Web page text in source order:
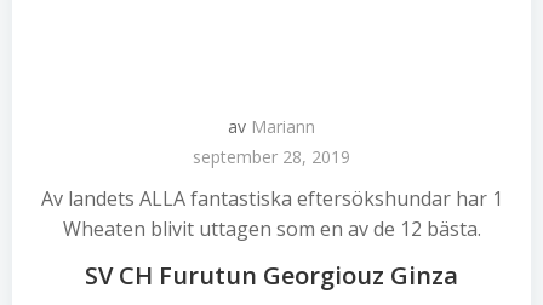
av Mariann
september 28, 2019
Av landets ALLA fantastiska eftersökshundar har 1
Wheaten blivit uttagen som en av de 12 bästa.
SV CH Furutun Georgiouz Ginza